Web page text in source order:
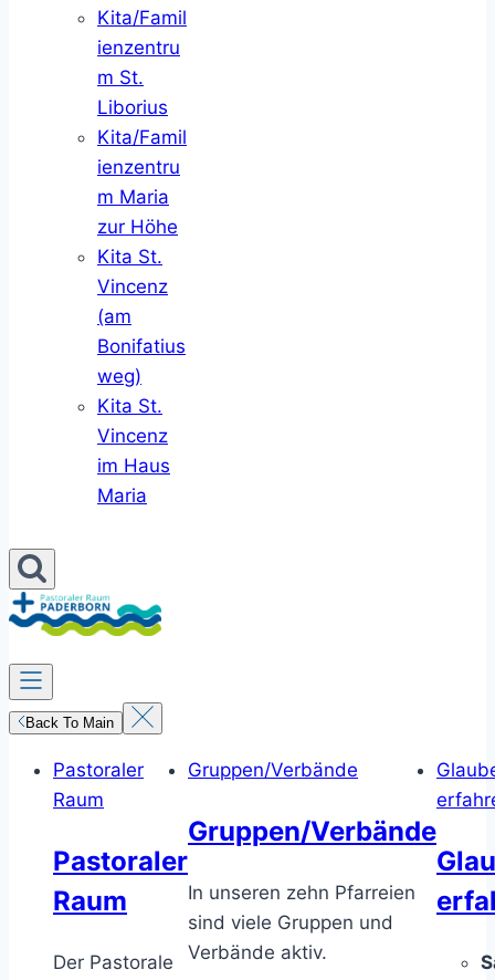
Kita/Famil
ienzentru
m St.
Liborius
Kita/Famil
ienzentru
m Maria
zur Höhe
Kita St.
Vincenz
(am
Bonifatius
weg)
Kita St.
Vincenz
im Haus
Maria
Back To Main
Pastoraler
Raum
Pastoraler
Raum
Der Pastorale
Gruppen/Verbände
Gruppen/Verbände
In unseren zehn Pfarreien
sind viele Gruppen und
Verbände aktiv.